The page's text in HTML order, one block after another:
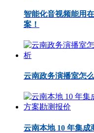
智能化音视频能用
案！
云南政务演播室怎
云南本地 10 年集